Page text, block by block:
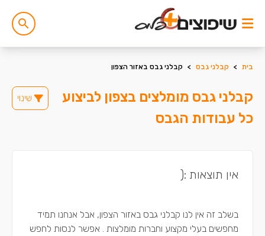
בית > קבלני גבס > קבלני גבס באזור הצפון
קבלני גבס מומלצים בצפון לביצוע
כל עבודות הגבס
שינוי
אין תוצאות :(
בשלב זה אין לנו קבלני גבס באזור הצפון, אבל אנחנו תמיד
מחפשים בעלי מקצוע וחברות מומלצות . אפשר לנסות לחפש